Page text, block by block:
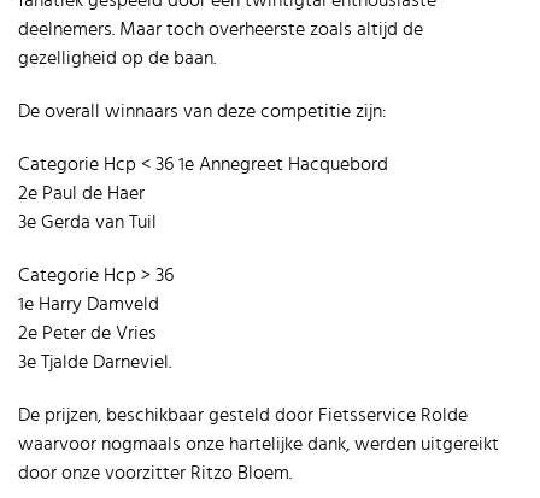
deelnemers. Maar toch overheerste zoals altijd de
gezelligheid op de baan.
De overall winnaars van deze competitie zijn:
Categorie Hcp < 36 1e Annegreet Hacquebord
2e Paul de Haer
3e Gerda van Tuil
Categorie Hcp > 36
1e Harry Damveld
2e Peter de Vries
3e Tjalde Darneviel.
De prijzen, beschikbaar gesteld door Fietsservice Rolde
waarvoor nogmaals onze hartelijke dank, werden uitgereikt
door onze voorzitter Ritzo Bloem.